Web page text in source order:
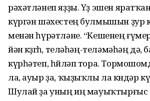
рәхәтләнеп яҙҙы. Үҙ эшен яратҡан,
күргән шәхестең булмышын ҙур
менән һүрәтләне. “Кешенең
йән көҙгөһө, теләһәң-теләмәһәң
күрһәтеп, һөйләп тора.
ла, ауыр ҙа, ҡыҙыҡлы ла көндәр
Шулай ҙа уның иң мауыҡтырғыс